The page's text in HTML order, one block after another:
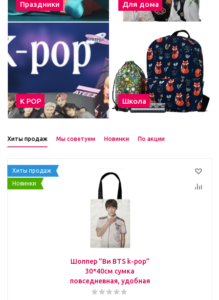
Праздники Для дома
К POP Школа
Хиты продаж Мы советуем Новинки По акции
Хиты продаж
Новинки
Шоппер "Ви BTS k-pop"
30*40см сумка
повседневная, удобная